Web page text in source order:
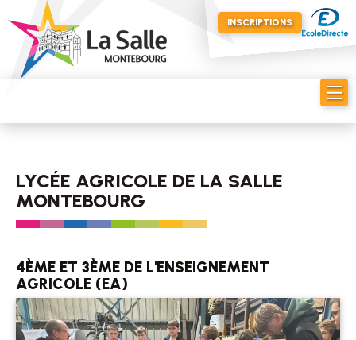
INSCRIPTIONS
LYCÉE AGRICOLE DE LA SALLE
MONTEBOURG
4ÈME ET 3ÈME DE L'ENSEIGNEMENT
AGRICOLE (EA)